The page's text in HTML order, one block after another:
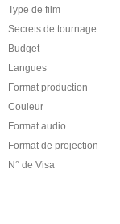
Type de film
Secrets de tournage
Budget
Langues
Format production
Couleur
Format audio
Format de projection
N° de Visa